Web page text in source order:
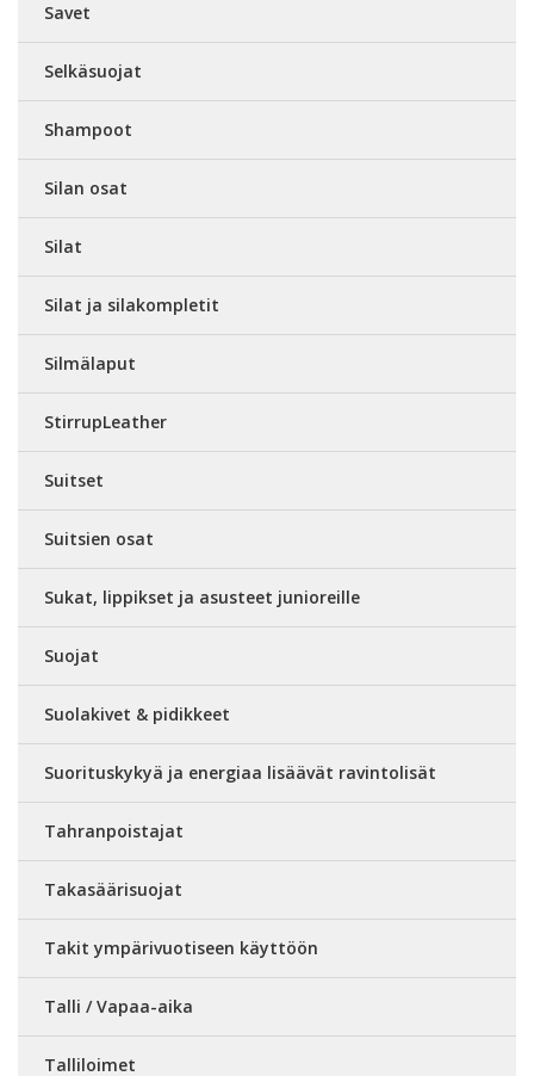
Savet
Selkäsuojat
Shampoot
Silan osat
Silat
Silat ja silakompletit
Silmälaput
StirrupLeather
Suitset
Suitsien osat
Sukat, lippikset ja asusteet junioreille
Suojat
Suolakivet & pidikkeet
Suorituskykyä ja energiaa lisäävät ravintolisät
Tahranpoistajat
Takasäärisuojat
Takit ympärivuotiseen käyttöön
Talli / Vapaa-aika
Talliloimet